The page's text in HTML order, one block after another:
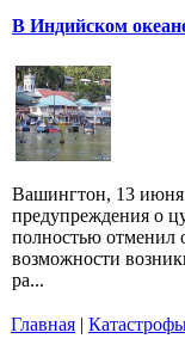
В Индийском
Вашингтон, 13
предупреждения о
полностью отменил
возможности
ра...
Главная |